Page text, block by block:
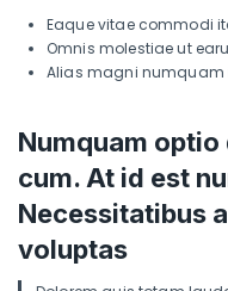
Eaque vitae commodi
Omnis molestiae ut
Alias magni numquam
Numquam
cum. At id est
Necessitatibus
voluptas